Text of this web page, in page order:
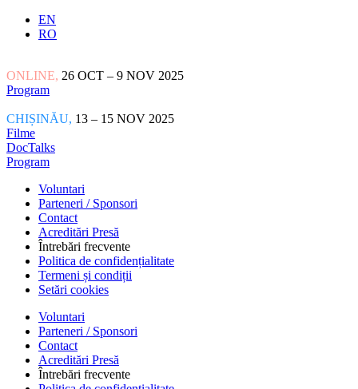
EN
RO
ONLINE, 26 OCT – 9 NOV 2025
Program
CHIȘINĂU, 13 – 15 NOV 2025
Filme
DocTalks
Program
Voluntari
Parteneri / Sponsori
Contact
Acreditări Presă
Întrebări frecvente
Politica de confidențialitate
Termeni și condiții
Setări cookies
Voluntari
Parteneri / Sponsori
Contact
Acreditări Presă
Întrebări frecvente